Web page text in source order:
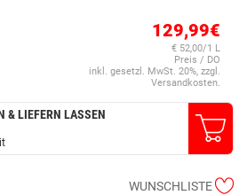
129,99€
€ 52,00/1 L
Preis / DO
inkl. gesetzl. MwSt. 20%, zzgl.
Versandkosten.
& LIEFERN LASSEN
WUNSCHLISTE